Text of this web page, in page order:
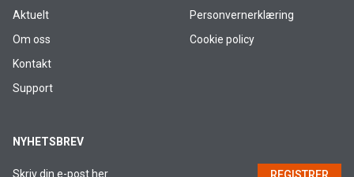
Aktuelt
Om oss
Kontakt
Support
Personvernerklæring
Cookie policy
NYHETSBREV
REGISTRER